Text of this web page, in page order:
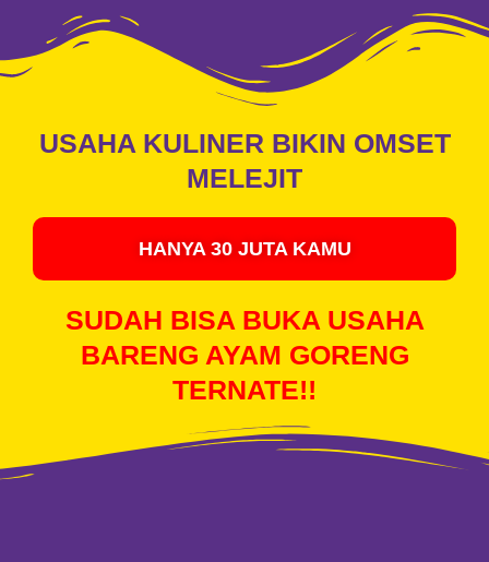
USAHA KULINER BIKIN OMSET
MELEJIT
HANYA 30 JUTA KAMU
SUDAH BISA BUKA USAHA
BARENG AYAM GORENG
TERNATE!!